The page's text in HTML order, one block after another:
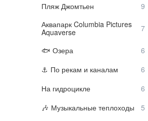
Пляж Джомтьен
Аквапарк Columbia Pictures
Aquaverse
Озера
По рекам и каналам
На гидроцикле
Музыкальные теплоходы